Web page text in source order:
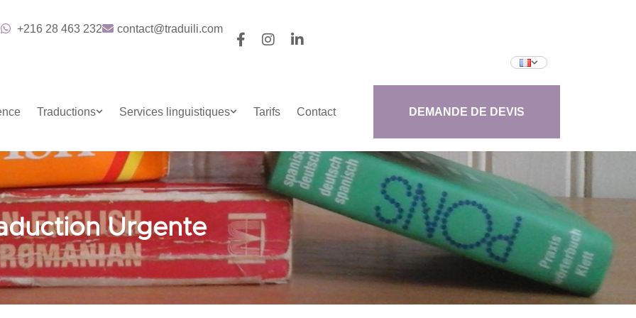
+216 28 463 232 contact@traduili.com
Traductions Services linguistiques Tarifs Contact DEMANDE DE DEVIS
Urgente